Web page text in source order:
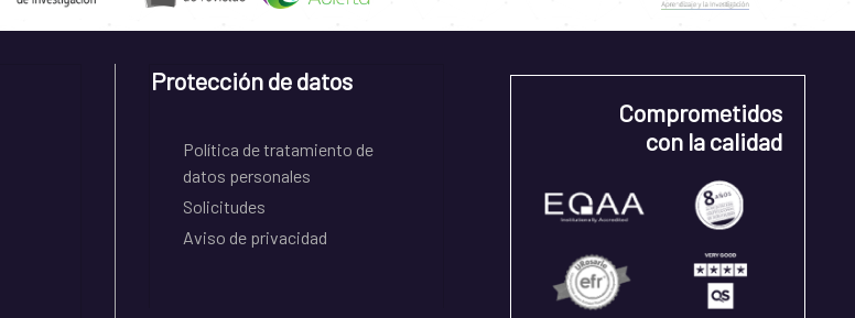
Protección de datos
Política de tratamiento de
datos personales
Solicitudes
Aviso de privacidad
Comprometidos
con la calidad